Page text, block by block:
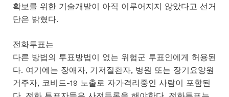
확보를 위한 기술개발이 아직 이루어지지 않았다고 선거
단은 밝혔다.
전화투표는
다른 방법의 투표방법이 없는 위험군 투표인에게 허용된
다. 여기에는 장애자, 기저질환자, 병원 또는 장기요양원
거주자, 코비드-19 노출로 자가격리중인 사람이 포함된